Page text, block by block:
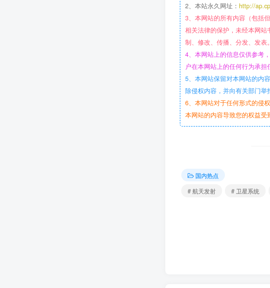
2、本站永久网址： http://
3、本网站的所有内容（包括
相关法律的保护，未经本网
制、修改、传播、分发、发表。
4、本网站上的信息仅供参考
户在本网站上的任何行为承担
5、本网站保留对本网站的内
除侵权内容，并向有关部门举
6、本网站对于任何形式的侵
本网站的内容导致您的权益受
国内热点
# 航天发射
# 卫星系统